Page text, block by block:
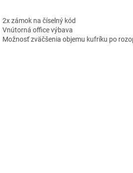
2x zámok na číselný kód
Vnútorná office výbava
Možnosť zväčšenia objemu kufríku po